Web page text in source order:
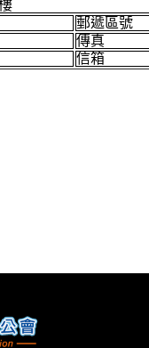
郵遞區號
傳真
信箱